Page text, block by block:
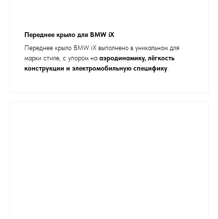
Переднее крыло для BMW iX
Переднее крыло BMW iX выполнено в уникальном для
марки стиле, с упором на аэродинамику, лёгкость
конструкции и электромобильную специфику.